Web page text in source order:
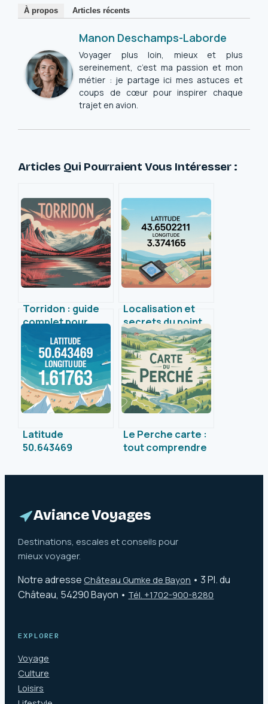
À propos Articles récents
Manon Deschamps-Laborde
Voyager plus loin, mieux et plus
sereinement, c’est ma passion et mon
métier : je partage ici mes astuces et
coups de cœur pour inspirer chaque
trajet en avion.
Articles Qui Pourraient Vous Intéresser :
Torridon : guide
complet pour
explorer ce joyau
sauvage des
Highlands
Localisation et
secrets du point
GPS latitude
43.6502211
longitude 3.374165
Latitude
50.643469
1.613763 : un guide
exploiter ces
coordonnées
Le Perche carte :
tout comprendre
explorer cette
Aviance Voyages
Destinations, escales et conseils pour
mieux voyager.
Notre adresse Château Gumke de Bayon •3 Pl. du
Château, 54290 Bayon • Tél. +1702-900-8280
EXPLORER
Voyage
Culture
Loisirs